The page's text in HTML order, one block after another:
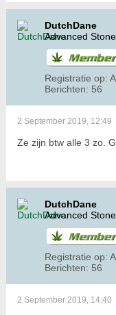
DutchDane
Advanced
Registratie op:
Berichten: 56
2 September 2019, 12:49
Ze zijn btw alle 3 zo.
DutchDane
Advanced
Registratie op:
Berichten: 56
2 September 2019, 14:40